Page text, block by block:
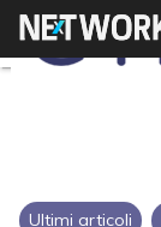
Ultimi articoli